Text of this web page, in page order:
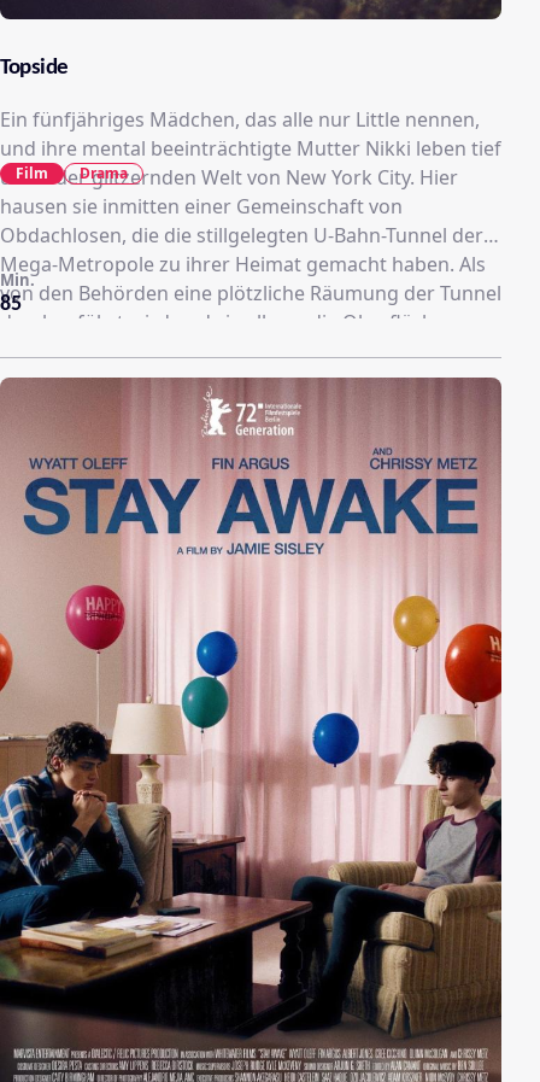
Topside
Ein fünfjähriges Mädchen, das alle nur Little nennen,
und ihre mental beeinträchtigte Mutter Nikki leben tief
unter der glitzernden Welt von New York City. Hier
hausen sie inmitten einer Gemeinschaft von
Obdachlosen, die die stillgelegten U-Bahn-Tunnel der
Mega-Metropole zu ihrer Heimat gemacht haben. Als
von den Behörden eine plötzliche Räumung der Tunnel
durchgeführt wird und sie alle an die Oberfläche
zwingt, stürzt Little in ein für sie unfassbares Chaos.
Hat die Kleine doch bisher noch nie das Tageslicht,
geschweige denn die Welt außerhalb des Tunnels
85
Min.
Film Drama